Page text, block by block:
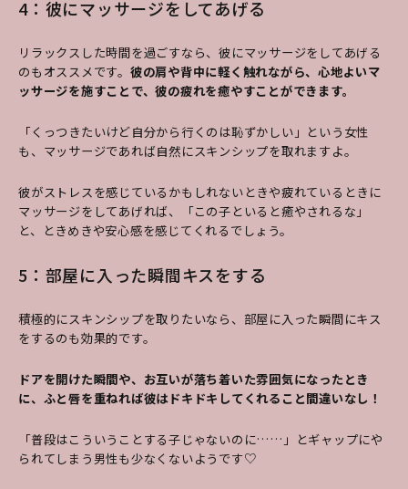
4：彼にマッサージをしてあげる
リラックスした時間を過ごすなら、彼にマッサージをしてあげる
のもオススメです。 彼の肩や背中に軽く触れながら、心地よいマ
ッサージを施すことで、彼の疲れを癒やすことができます。
「くっつきたいけど自分から行くのは恥ずかしい」という女性
も、マッサージであれば自然にスキンシップを取れますよ。
彼がストレスを感じているかもしれないときや疲れているときに
マッサージをしてあげれば、「この子といると癒やされるな」
と、ときめきや安心感を感じてくれるでしょう。
5：部屋に入った瞬間キスをする
積極的にスキンシップを取りたいなら、部屋に入った瞬間にキス
をするのも効果的です。
ドアを開けた瞬間や、お互いが落ち着いた雰囲気になったとき
に、ふと唇を重ねれば彼はドキドキしてくれること間違いなし！
「普段はこういうことする子じゃないのに……」とギャップにや
られてしまう男性も少なくないようです♡